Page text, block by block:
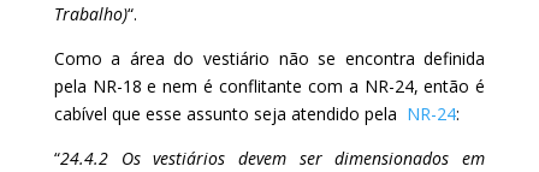
Trabalho)“.
Como a área do vestiário não se encontra definida
pela NR-18 e nem é conflitante com a NR-24, então é
cabível que esse assunto seja atendido pela NR-24:
“24.4.2 Os vestiários devem ser dimensionados em